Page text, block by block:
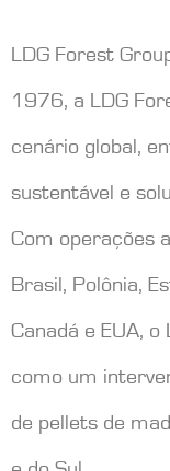
LDG Forest
1976, a LDG
cenário global,
sustentável e
Com operações
Brasil, Polônia,
Canadá e EUA,
como um
de pellets de